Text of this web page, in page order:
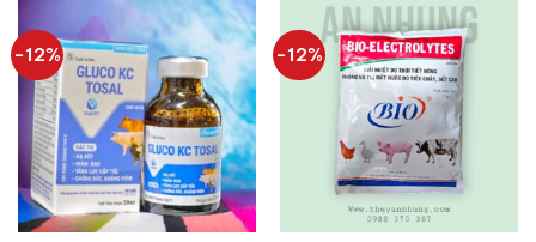
-12% -12%